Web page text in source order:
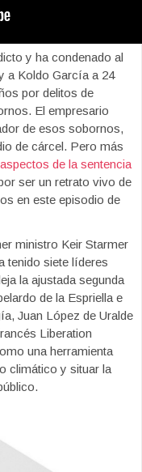
y ha condenado al
a Koldo García a 24
por delitos de
El empresario
de esos sobornos,
de cárcel. Pero más
de la sentencia
ser un retrato vivo de
en este episodio de
ministro Keir Starmer
tenido siete líderes
la ajustada segunda
de la Espriella e
Juan López de Uralde
Liberation
una herramienta
climático y situar la